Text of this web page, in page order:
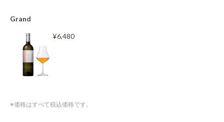
Grand
¥6,480
※価格はすべて税込価格です。